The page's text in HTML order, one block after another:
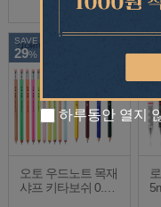
SAVE
29%
오토 우드노트 목재
샤프 키타보쉬 0.5m
20
하루동안 열지